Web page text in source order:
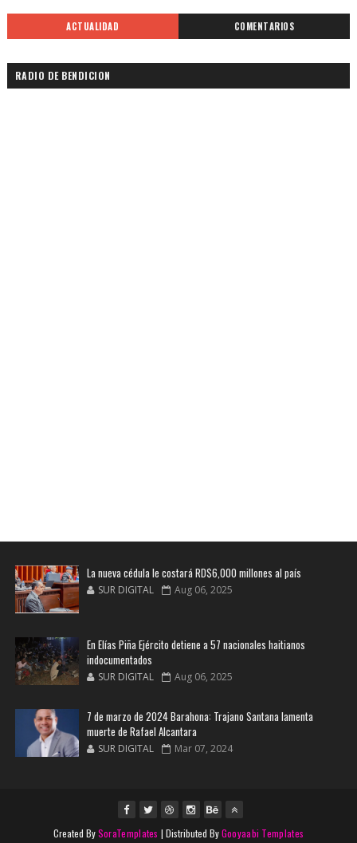
ACTUALIDAD COMENTARIOS
RADIO DE BENDICION
La nueva cédula le costará RD$6,000 millones al país
SUR DIGITAL Aug 06, 2025
En Elías Piña Ejército detiene a 57 nacionales haitianos
indocumentados
SUR DIGITAL Aug 06, 2025
7 de marzo de 2024 Barahona: Trajano Santana lamenta
muerte de Rafael Alcantara
SUR DIGITAL Mar 07, 2024
Created BySoraTemplates | Distributed ByGooyaabi Templates